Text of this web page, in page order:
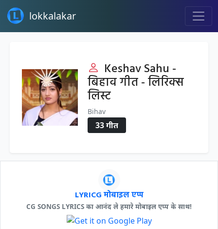
lokkalakar
Keshav Sahu -
बिहाव गीत - लिरिक्स
लिस्ट
Bihav
33 गीत
LYRICG मोबाइल एप्प
CG SONGS LYRICS का आनंद ले हमारे मोबाइल एप्प के साथ!